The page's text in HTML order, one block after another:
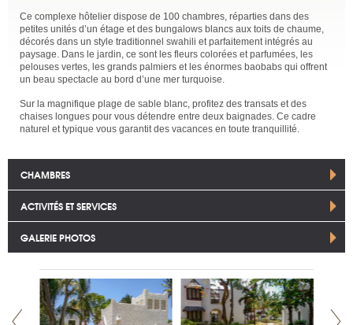
Ce complexe hôtelier dispose de 100 chambres, réparties dans des
petites unités d’un étage et des bungalows blancs aux toits de chaume,
décorés dans un style traditionnel swahili et parfaitement intégrés au
paysage. Dans le jardin, ce sont les fleurs colorées et parfumées, les
pelouses vertes, les grands palmiers et les énormes baobabs qui offrent
un beau spectacle au bord d’une mer turquoise.
Sur la magnifique plage de sable blanc, profitez des transats et des
chaises longues pour vous détendre entre deux baignades. Ce cadre
naturel et typique vous garantit des vacances en toute tranquillité.
CHAMBRES
ACTIVITÉS ET SERVICES
GALERIE PHOTOS